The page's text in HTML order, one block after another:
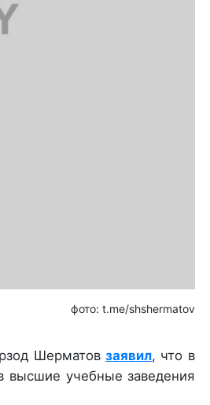
фото: t.me/shshermatov
Шерматов заявил, что в
высшие учебные заведения